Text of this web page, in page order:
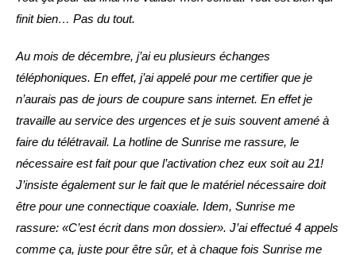
finit bien… Pas du tout.
Au mois de décembre, j’ai eu plusieurs échanges
téléphoniques. En effet, j’ai appelé pour me certifier que je
n’aurais pas de jours de coupure sans internet. En effet je
travaille au service des urgences et je suis souvent amené à
faire du télétravail. La hotline de Sunrise me rassure, le
nécessaire est fait pour que l’activation chez eux soit au 21!
J’insiste également sur le fait que le matériel nécessaire doit
être pour une connectique coaxiale. Idem, Sunrise me
rassure: «C’est écrit dans mon dossier». J’ai effectué 4 appels
comme ça, juste pour être sûr, et à chaque fois Sunrise me